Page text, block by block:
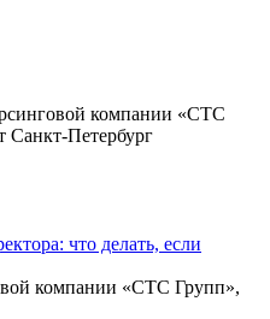
компании «СТС
Санкт-Петербург
что делать, если
компании «СТС Групп»,